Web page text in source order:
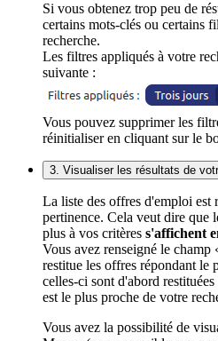
Si vous obtenez trop peu de
certains mots-clés ou certains
recherche.
Les filtres appliqués à votre
suivante :
Vous pouvez supprimer les
réinitialiser en cliquant sur le
3. Visualiser les résultats de
La liste des offres d'emploi est
pertinence. Cela veut dire que
plus à vos critères s'affichent
Vous avez renseigné le
restitue les offres répondant le
celles-ci sont d'abord
est le plus proche de votre
Vous avez la possibilité de